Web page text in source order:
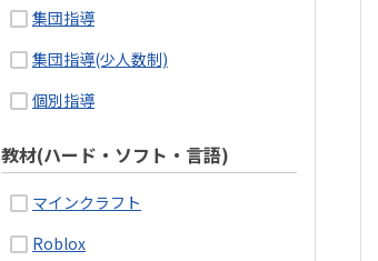
集団指導
集団指導(少人数制)
個別指導
教材(ハード・ソフト・言語)
マインクラフト
Roblox